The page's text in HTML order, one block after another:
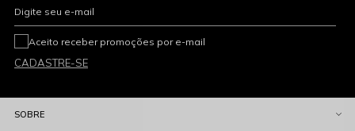
Digite seu e-mail
CADASTRE-SE
Aceito receber promoções por e-mail
SOBRE